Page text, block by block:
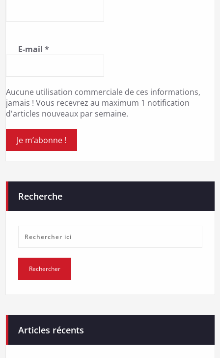
E-mail *
Aucune utilisation commerciale de ces informations,
jamais ! Vous recevrez au maximum 1 notification
d'articles nouveaux par semaine.
Recherche
Articles récents